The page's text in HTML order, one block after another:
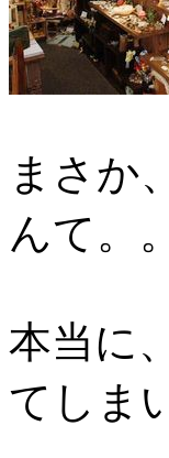
まさか
んて。
本当に
てしま